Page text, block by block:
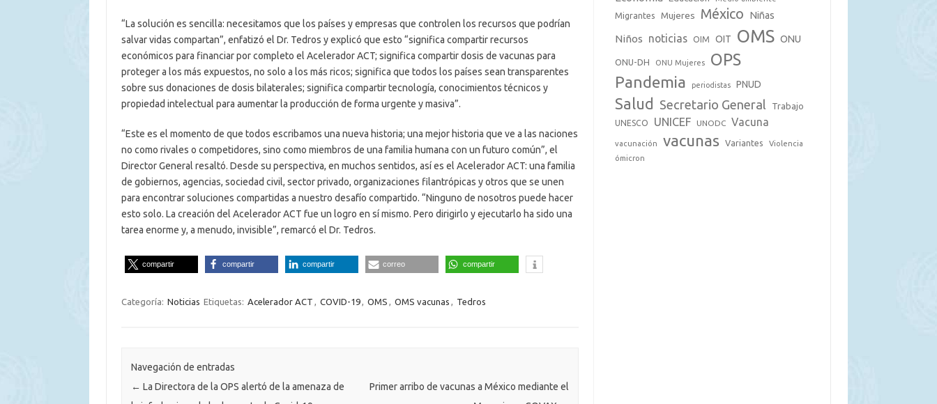
“La solución es sencilla: necesitamos que los países y empresas que controlen los recursos que podrían
salvar vidas compartan”, enfatizó el Dr. Tedros y explicó que esto “significa compartir recursos
económicos para financiar por completo el Acelerador ACT; significa compartir dosis de vacunas para
proteger a los más expuestos, no solo a los más ricos; significa que todos los países sean transparentes
sobre sus donaciones de dosis bilaterales; significa compartir tecnología, conocimientos técnicos y
propiedad intelectual para aumentar la producción de forma urgente y masiva”.
“Este es el momento de que todos escribamos una nueva historia; una mejor historia que ve a las naciones
no como rivales o competidores, sino como miembros de una familia humana con un futuro común”, el
Director General resaltó. Desde su perspectiva, en muchos sentidos, así es el Acelerador ACT: una familia
de gobiernos, agencias, sociedad civil, sector privado, organizaciones filantrópicas y otros que se unen
para encontrar soluciones compartidas a nuestro desafío compartido. “Ninguno de nosotros puede hacer
esto solo. La creación del Acelerador ACT fue un logro en sí mismo. Pero dirigirlo y ejecutarlo ha sido una
tarea enorme y, a menudo, invisible”, remarcó el Dr. Tedros.
compartir compartir compartir correo compartir
Categoría: Noticias Etiquetas: Acelerador ACT , COVID-19, OMS , OMS vacunas , Tedros
Navegación de entradas
← La Directora de la OPS alertó de la amenaza de
Primer arribo de vacunas a México mediante el
Migrantes Mujeres México Niñas
Niños noticias OIM OIT OMS ONU
ONU-DH ONU Mujeres OPS
Pandemia periodistas PNUD
Salud Secretario General Trabajo
UNESCO UNICEF UNODC Vacuna
vacunación vacunas Variantes
Violencia
ómicron